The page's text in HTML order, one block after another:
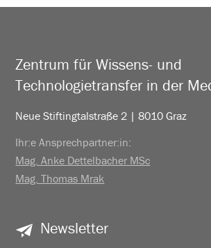
Zentrum für Wissens- und
Technologietransfer in der
Neue Stiftingtalstraße 2 | 8010 Graz
Ihr:e Ansprechpartner:in:
Mag. Anke Dettelbacher MSc
Mag. Thomas Mrak
Newsletter